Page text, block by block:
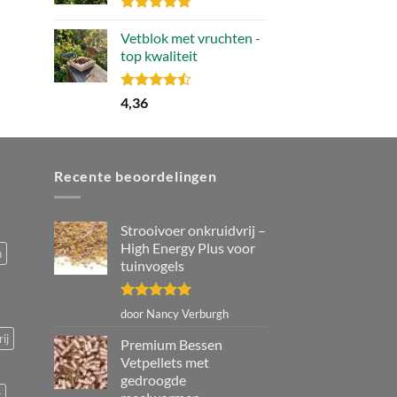
4.80uit 5
Vetblok met vruchten -
top kwaliteit
Gewaardeerd
4.44
4,36
Recente beoordelingen
Strooivoer onkruidvrij –
High Energy Plus voor
tuinvogels
Gewaardeerd
door Nancy Verburgh
Premium Bessen
Vetpellets met
gedroogde